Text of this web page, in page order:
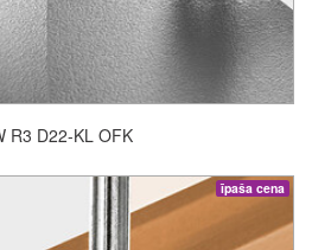
R3 D22-KL OFK
īpaša cena